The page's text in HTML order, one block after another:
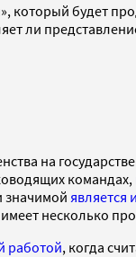
который будет
ли
на
командах,
значимой является
несколько
работой, когда